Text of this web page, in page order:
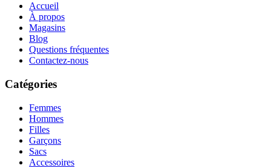
Accueil
À propos
Magasins
Blog
Questions fréquentes
Contactez-nous
Catégories
Femmes
Hommes
Filles
Garçons
Sacs
Accessoires